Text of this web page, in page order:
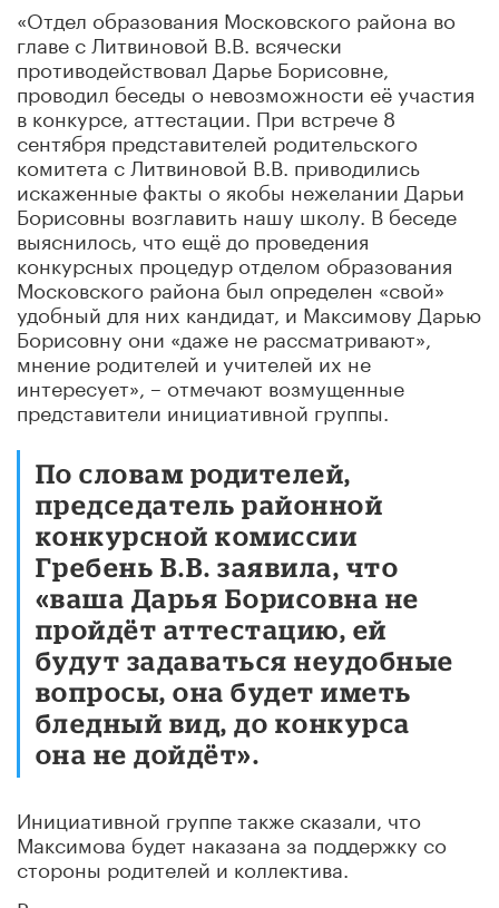
«Отдел образования Московского района во
главе с Литвиновой В.В. всячески
противодействовал Дарье Борисовне,
проводил беседы о невозможности её участия
в конкурсе, аттестации. При встрече 8
сентября представителей родительского
комитета с Литвиновой В.В. приводились
искаженные факты о якобы нежелании Дарьи
Борисовны возглавить нашу школу. В беседе
выяснилось, что ещё до проведения
конкурсных процедур отделом образования
Московского района был определен «свой»
удобный для них кандидат, и Максимову Дарью
Борисовну они «даже не рассматривают»,
мнение родителей и учителей их не
интересует», – отмечают возмущенные
представители инициативной группы.
По словам родителей,
председатель районной
конкурсной комиссии
Гребень В.В. заявила, что
«ваша Дарья Борисовна не
пройдёт аттестацию, ей
будут задаваться неудобные
вопросы, она будет иметь
бледный вид, до конкурса
она не дойдёт».
Инициативной группе также сказали, что
Максимова будет наказана за поддержку со
стороны родителей и коллектива.